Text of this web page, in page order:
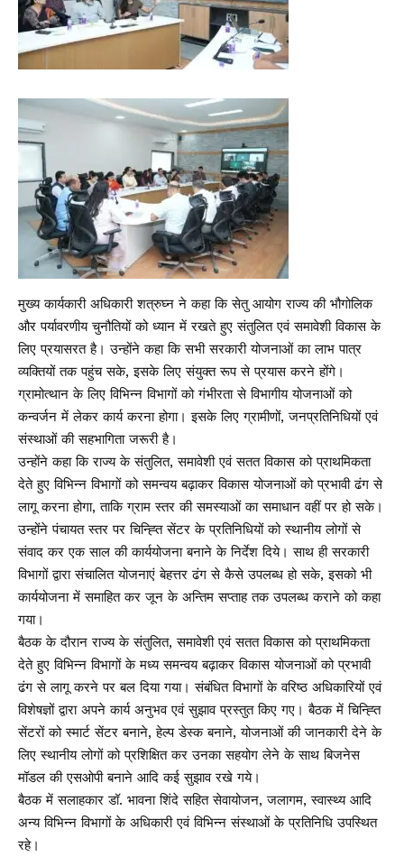
मुख्य कार्यकारी अधिकारी शत्रुघ्न ने कहा कि सेतु आयोग राज्य की भौगोलिक
और पर्यावरणीय चुनौतियों को ध्यान में रखते हुए संतुलित एवं समावेशी विकास के
लिए प्रयासरत है। उन्होंने कहा कि सभी सरकारी योजनाओं का लाभ पात्र
व्यक्तियों तक पहुंच सके, इसके लिए संयुक्त रूप से प्रयास करने होंगे।
ग्रामोत्थान के लिए विभिन्न विभागों को गंभीरता से विभागीय योजनाओं को
कन्वर्जन में लेकर कार्य करना होगा। इसके लिए ग्रामीणों, जनप्रतिनिधियों एवं
संस्थाओं की सहभागिता जरूरी है।
उन्होंने कहा कि राज्य के संतुलित, समावेशी एवं सतत विकास को प्राथमिकता
देते हुए विभिन्न विभागों को समन्वय बढ़ाकर विकास योजनाओं को प्रभावी ढंग से
लागू करना होगा, ताकि ग्राम स्तर की समस्याओं का समाधान वहीं पर हो सके।
उन्होंने पंचायत स्तर पर चिन्ह्ति सेंटर के प्रतिनिधियों को स्थानीय लोगों से
संवाद कर एक साल की कार्ययोजना बनाने के निर्देश दिये। साथ ही सरकारी
विभागों द्वारा संचालित योजनाएं बेहत्तर ढंग से कैसे उपलब्ध हो सके, इसको भी
कार्ययोजना में समाहित कर जून के अन्तिम सप्ताह तक उपलब्ध कराने को कहा
गया।
बैठक के दौरान राज्य के संतुलित, समावेशी एवं सतत विकास को प्राथमिकता
देते हुए विभिन्न विभागों के मध्य समन्वय बढ़ाकर विकास योजनाओं को प्रभावी
ढंग से लागू करने पर बल दिया गया। संबंधित विभागों के वरिष्ठ अधिकारियों एवं
विशेषज्ञों द्वारा अपने कार्य अनुभव एवं सुझाव प्रस्तुत किए गए। बैठक में चिन्ह्ति
सेंटरों को स्मार्ट सेंटर बनाने, हेल्प डेस्क बनाने, योजनाओं की जानकारी देने के
लिए स्थानीय लोगों को प्रशिक्षित कर उनका सहयोग लेने के साथ बिजनेस
मॉडल की एसओपी बनाने आदि कई सुझाव रखे गये।
बैठक में सलाहकार डॉ. भावना शिंदे सहित सेवायोजन, जलागम, स्वास्थ्य आदि
अन्य विभिन्न विभागों के अधिकारी एवं विभिन्न संस्थाओं के प्रतिनिधि उपस्थित
रहे।